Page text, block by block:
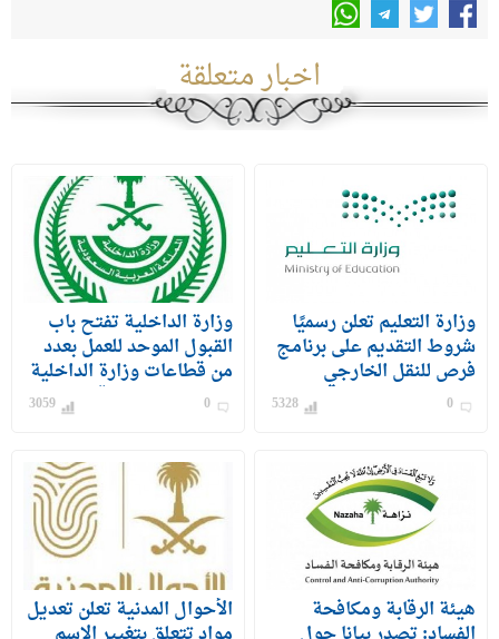
اخبار متعلقة
وزارة التعليم تعلن رسميًا
شروط التقديم على برنامج
فرص للنقل الخارجي
للمعلمين والمعلمات
0
5328
وزارة الداخلية تفتح باب
القبول الموحد للعمل بعدد
من قطاعات وزارة الداخلية
على رتبة وكيل رقيب –
جندي) للرجال
0
3059
هيئة الرقابة ومكافحة الأحوال المدنية تعلن تعديل